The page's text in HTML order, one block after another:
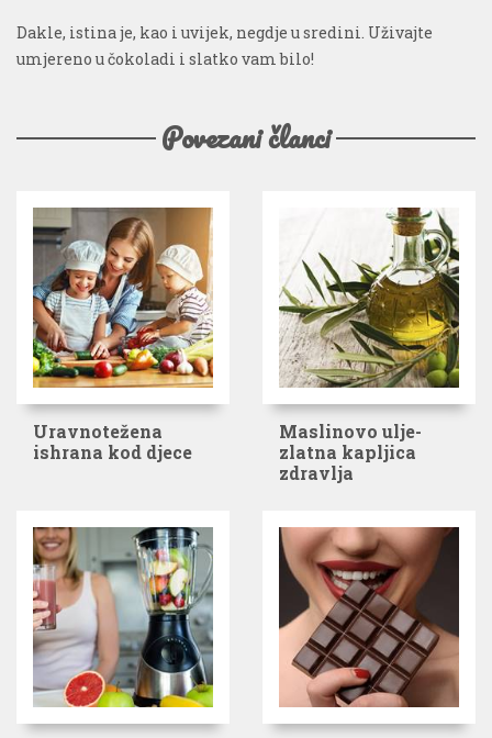
Dakle, istina je, kao i uvijek, negdje u sredini. Uživajte
umjereno u čokoladi i slatko vam bilo!
Povezani članci
Uravnotežena
ishrana kod djece
Maslinovo ulje-
zlatna kapljica
zdravlja